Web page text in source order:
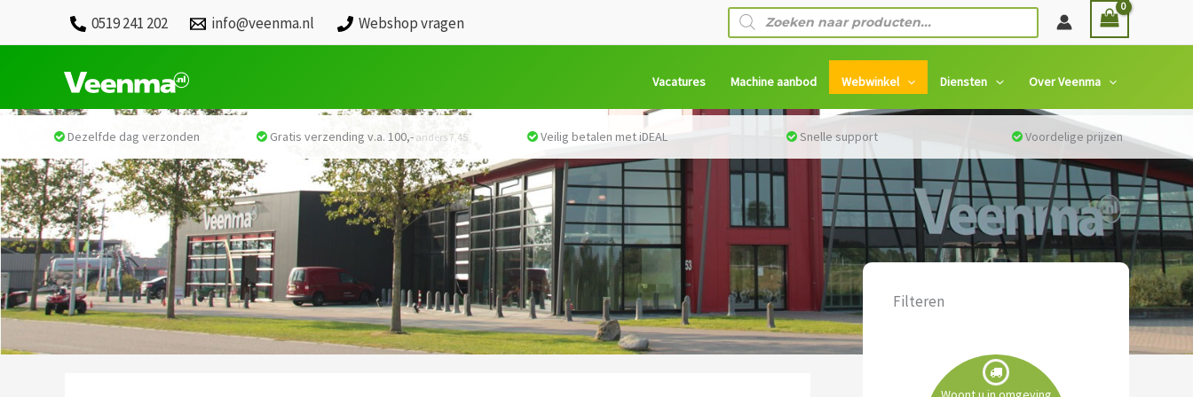
0519 241 202 info@veenma.nl Webshop vragen
Producten
zoeken
Vacatures Machine aanbod Webwinkel Diensten Over Veenma
Filteren
Dezelfde dag verzonden Gratis verzending v.a. 100,-anders 7,45 Veilig betalen met iDEAL Snelle support Voordelige prijzen